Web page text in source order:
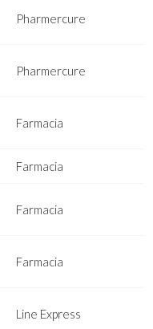
Pharmercure
Pharmercure
Farmacia
Farmacia
Farmacia
Farmacia
Line Express